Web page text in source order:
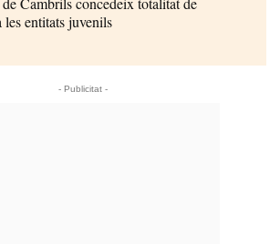
les entitats juvenils
- Publicitat -